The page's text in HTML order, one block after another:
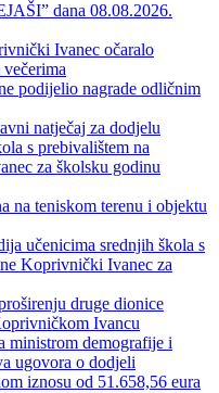
dana 08.08.2026.
Ivanec očaralo
podijelio nagrade odličnim
natječaj za dodjelu
s prebivalištem na
za školsku godinu
na teniskom terenu i objektu
učenicima srednjih škola s
Koprivnički Ivanec za
druge dionice
Ivancu
ministrom demografije i
ugovora o dodjeli
iznosu od 51.658,56 eura